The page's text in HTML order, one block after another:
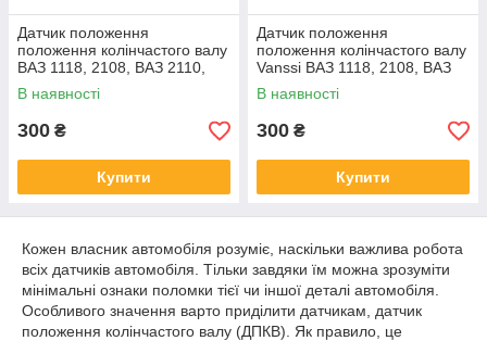
Датчик положення
положення колінчастого валу
ВАЗ 1118, 2108, ВАЗ 2110,
2170, 2123
В наявності
300 ₴
Купити
Датчик положення
положення колінчастого валу
Vanssi ВАЗ 1118, 2108, ВАЗ
2110, 2170, 2123
В наявності
300 ₴
Купити
Кожен власник автомобіля розуміє, наскільки важлива робота
всіх датчиків автомобіля. Тільки завдяки їм можна зрозуміти
мінімальні ознаки поломки тієї чи іншої деталі автомобіля.
Особливого значення варто приділити датчикам, датчик
положення колінчастого валу (ДПКВ). Як правило, це